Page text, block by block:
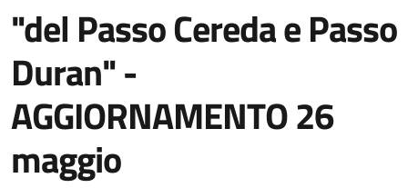
"del Passo Cereda e Passo
Duran" -
AGGIORNAMENTO 26
maggio